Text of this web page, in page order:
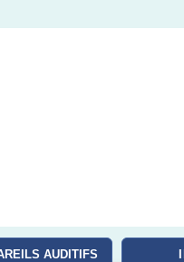
AUDITIFS